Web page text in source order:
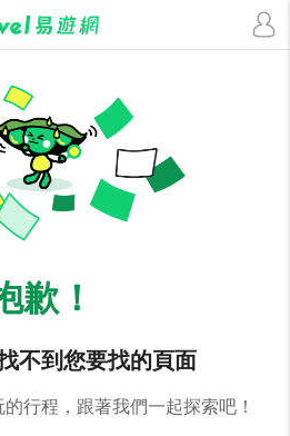
歉！
不到您要找的頁面
行程，跟著我們一起探索吧！